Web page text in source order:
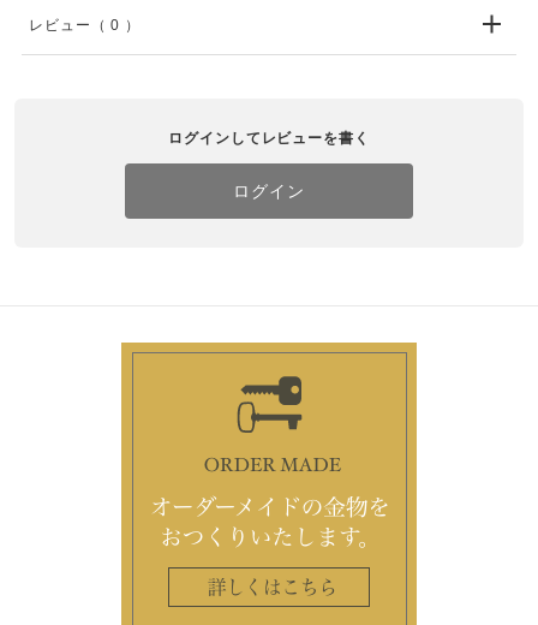
レビュー （ 0 ）
ログインしてレビューを書く
ログイン